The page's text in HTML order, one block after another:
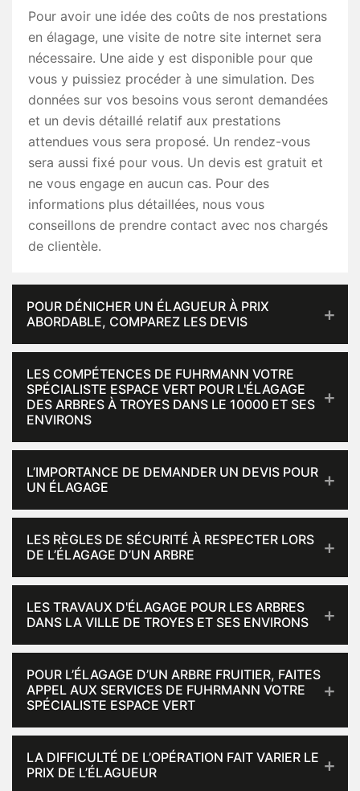
Pour avoir une idée des coûts de nos prestations
en élagage, une visite de notre site internet sera
nécessaire. Une aide y est disponible pour que
vous y puissiez procéder à une simulation. Des
données sur vos besoins vous seront demandées
et un devis détaillé relatif aux prestations
attendues vous sera proposé. Un rendez-vous
sera aussi fixé pour vous. Un devis est gratuit et
ne vous engage en aucun cas. Pour des
informations plus détaillées, nous vous
conseillons de prendre contact avec nos chargés
de clientèle.
POUR DÉNICHER UN ÉLAGUEUR À PRIX
ABORDABLE, COMPAREZ LES DEVIS
LES COMPÉTENCES DE FUHRMANN VOTRE
SPÉCIALISTE ESPACE VERT POUR L'ÉLAGAGE
DES ARBRES À TROYES DANS LE 10000 ET SES
ENVIRONS
L’IMPORTANCE DE DEMANDER UN DEVIS POUR
UN ÉLAGAGE
LES RÈGLES DE SÉCURITÉ À RESPECTER LORS
DE L’ÉLAGAGE D’UN ARBRE
LES TRAVAUX D'ÉLAGAGE POUR LES ARBRES
DANS LA VILLE DE TROYES ET SES ENVIRONS
POUR L’ÉLAGAGE D’UN ARBRE FRUITIER, FAITES
APPEL AUX SERVICES DE FUHRMANN VOTRE
SPÉCIALISTE ESPACE VERT
LA DIFFICULTÉ DE L’OPÉRATION FAIT VARIER LE
PRIX DE L’ÉLAGUEUR